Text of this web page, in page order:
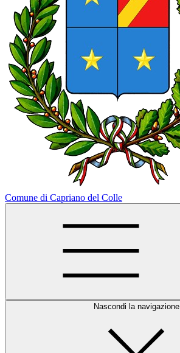
Comune di Capriano del Colle
Nascondi la navigazione